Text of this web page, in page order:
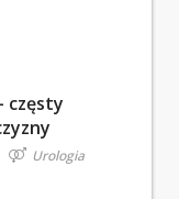
częsty
Urologia